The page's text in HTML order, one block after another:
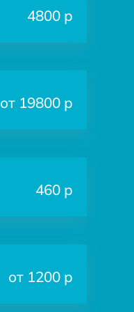
4800 р
от 19800 р
460 р
от 1200 р